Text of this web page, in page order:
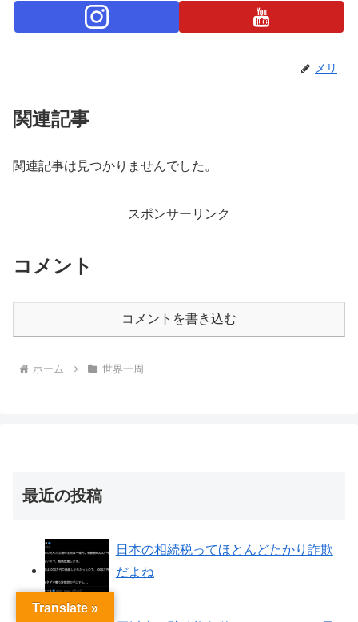
メリ
関連記事
関連記事は見つかりませんでした。
スポンサーリンク
コメント
コメントを書き込む
ホーム 世界一周
最近の投稿
日本の相続税ってほとんどたかり詐欺
だよね
Translate »